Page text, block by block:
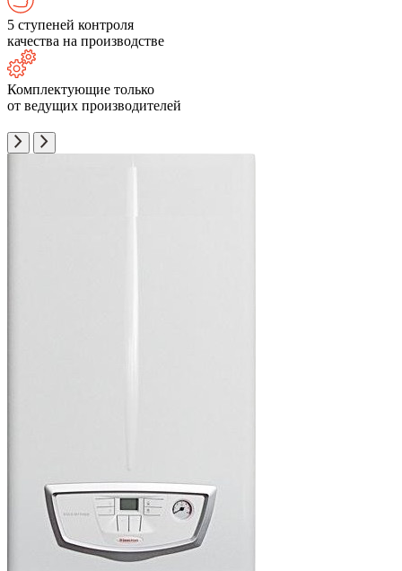
5 ступеней контроля
качества на производстве
Комплектующие только
от ведущих производителей